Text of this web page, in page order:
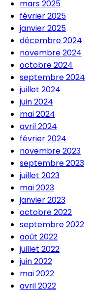
mars 2025
février 2025
janvier 2025
décembre 2024
novembre 2024
octobre 2024
septembre 2024
juillet 2024
juin 2024
mai 2024
avril 2024
février 2024
novembre 2023
septembre 2023
juillet 2023
mai 2023
janvier 2023
octobre 2022
septembre 2022
août 2022
juillet 2022
juin 2022
mai 2022
avril 2022